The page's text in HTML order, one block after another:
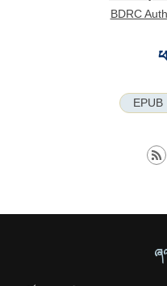
BDRC
EPUB